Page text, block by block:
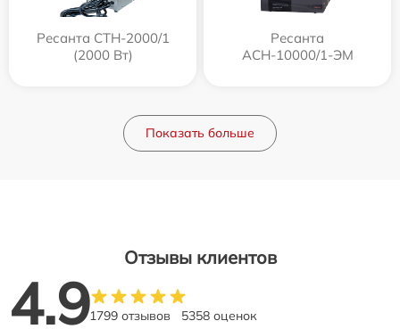
Ресанта СТН-2000/1
(2000 Вт)
Ресанта
АСН-10000/1-ЭМ
Показать больше
Отзывы клиентов
4.91799 отзывов 5358 оценок